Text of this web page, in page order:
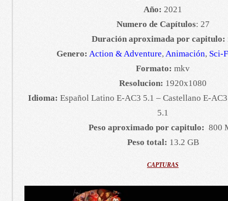
Año: 2021
Numero de Capítulos: 27
Duración aproximada por capitulo:
Genero: Action & Adventure,Animación, Sci-
Formato: mkv
Resolucion: 1920x1080
Idioma: Español Latino E-AC3 5.1 – Castellano E-
5.1
Peso aproximado por capitulo: 800
Peso total: 13.2 GB
CAPTURAS